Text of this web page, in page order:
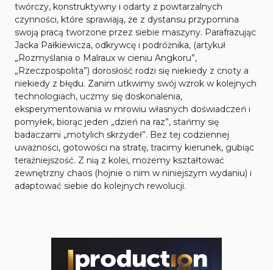
twórczy, konstruktywny i odarty z powtarzalnych
czynności, które sprawiają, że z dystansu przypomina
swoją pracą tworzone przez siebie maszyny. Parafrazując
Jacka Pałkiewicza, odkrywcę i podróżnika, (artykuł
„Rozmyślania o Malraux w cieniu Angkoru”,
„Rzeczpospolita”) dorosłość rodzi się niekiedy z cnoty a
niekiedy z błędu. Zanim utkwimy swój wzrok w kolejnych
technologiach, uczmy się doskonalenia,
eksperymentowania w mrowiu własnych doświadczeń i
pomyłek, biorąc jeden „dzień na raz”, stańmy się
badaczami „motylich skrzydeł”. Bez tej codziennej
uważności, gotowości na stratę, tracimy kierunek, gubiąc
teraźniejszość. Z nią z kolei, możemy kształtować
zewnętrzny chaos (hojnie o nim w niniejszym wydaniu) i
adaptować siebie do kolejnych rewolucji.